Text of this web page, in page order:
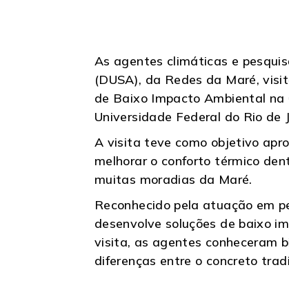
As agentes climáticas e
(DUSA), da Redes da Maré,
de Baixo Impacto Ambiental na
Universidade Federal do Rio de
A visita teve como objetivo
melhorar o conforto térmico
muitas moradias da Maré.
Reconhecido pela atuação em
desenvolve soluções de baixo
visita, as agentes conheceram
diferenças entre o concreto